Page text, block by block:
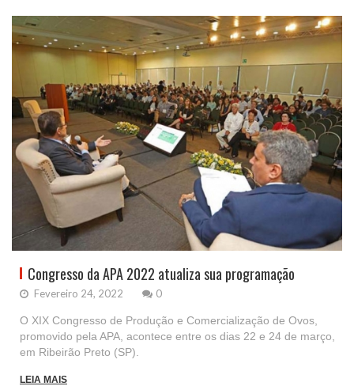
Congresso da APA 2022 atualiza sua programação
Fevereiro 24, 2022 0
O XIX Congresso de Produção e Comercialização de Ovos,
promovido pela APA, acontece entre os dias 22 e 24 de março,
em Ribeirão Preto (SP).
LEIA MAIS